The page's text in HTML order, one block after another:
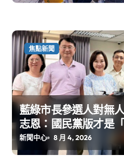
焦點新聞
藍綠市長參選人對無
志恩：國民黨版才是
實版
新聞中心 8 月 4, 2026